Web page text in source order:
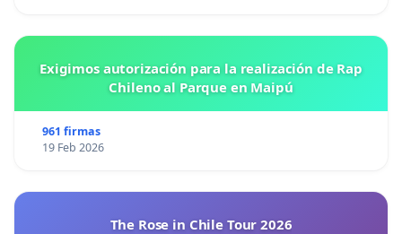
Exigimos autorización para la realización de Rap
Chileno al Parque en Maipú
961 firmas
19 Feb 2026
The Rose in Chile Tour 2026